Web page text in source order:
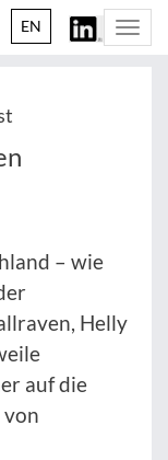
EN
– wie
Helly
auf die